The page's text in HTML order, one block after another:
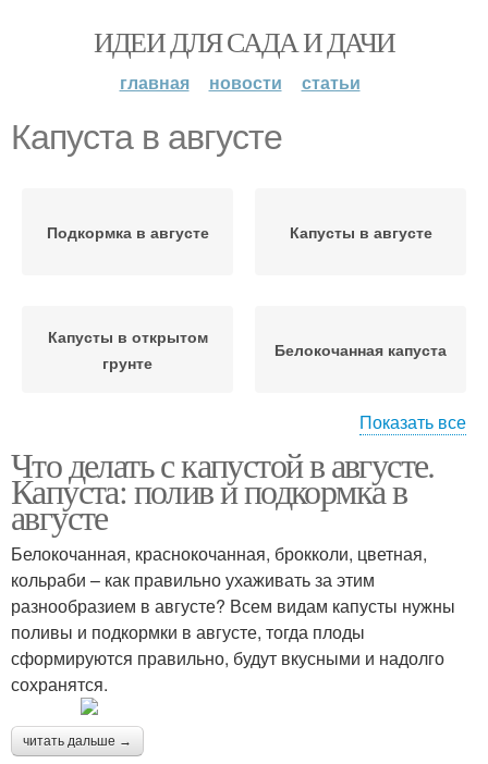
ИДЕИ ДЛЯ САДА И ДАЧИ
главная новости статьи
Капуста в августе
Подкормка в августе Капусты в августе
Капусты в открытом
грунте
Белокочанная капуста
Уход за капустой
Уход за позднеспелой
капустой
Капусты на рассаду
Показать все
Что делать с капустой в августе.
Капуста: полив и подкормка в
августе
Белокочанная, краснокочанная, брокколи, цветная,
кольраби – как правильно ухаживать за этим
разнообразием в августе? Всем видам капусты нужны
поливы и подкормки в августе, тогда плоды
сформируются правильно, будут вкусными и надолго
сохранятся.
читать дальше →